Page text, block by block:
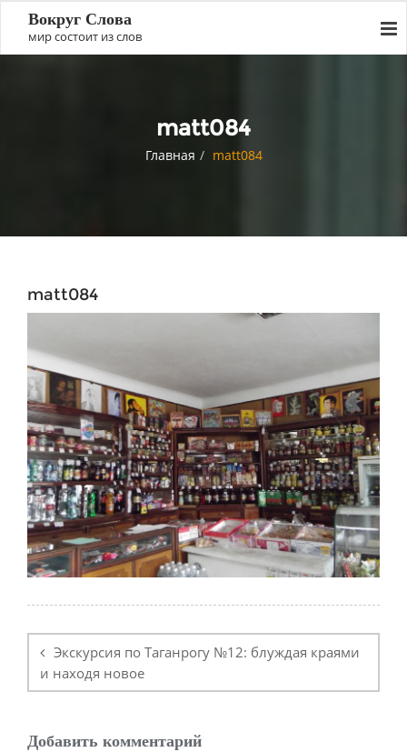
Вокруг Слова
мир состоит из слов
matt084
Главная matt084
matt084
Навигация
по
записям
Экскурсия по Таганрогу №12: блуждая краями
и находя новое
Добавить комментарий